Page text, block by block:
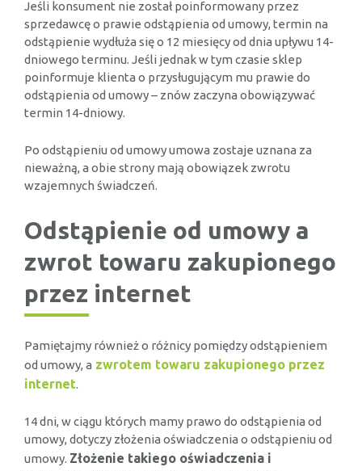
Jeśli konsument nie został poinformowany przez
sprzedawcę o prawie odstąpienia od umowy, termin na
odstąpienie wydłuża się o 12 miesięcy od dnia upływu 14-
dniowego terminu. Jeśli jednak w tym czasie sklep
poinformuje klienta o przysługującym mu prawie do
odstąpienia od umowy – znów zaczyna obowiązywać
termin 14-dniowy.
Po odstąpieniu od umowy umowa zostaje uznana za
nieważną, a obie strony mają obowiązek zwrotu
wzajemnych świadczeń.
Odstąpienie od umowy a
zwrot towaru zakupionego
przez internet
Pamiętajmy również o różnicy pomiędzy odstąpieniem
od umowy, a zwrotem towaru zakupionego przez
internet.
14 dni, w ciągu których mamy prawo do odstąpienia od
umowy, dotyczy złożenia oświadczenia o odstąpieniu od
umowy. Złożenie takiego oświadczenia i